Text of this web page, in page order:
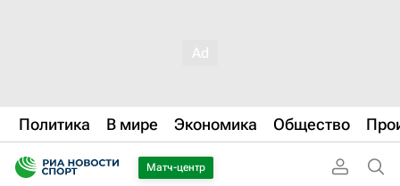
Политика В мире Экономика Общество
Матч-центр